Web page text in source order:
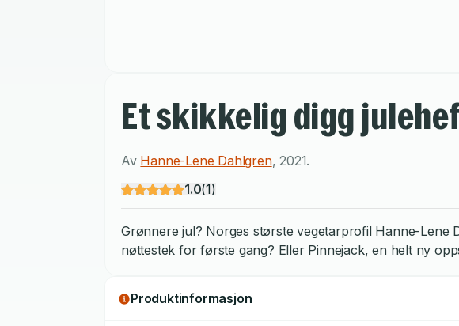
Et skikkelig digg
Av Hanne-Lene Dahlgren,2021.
1.0(1)
Grønnere jul? Norges største vegetarprofil Hanne-Lene
nøttestek for første gang? Eller Pinnejack, en helt ny
Produktinformasjon